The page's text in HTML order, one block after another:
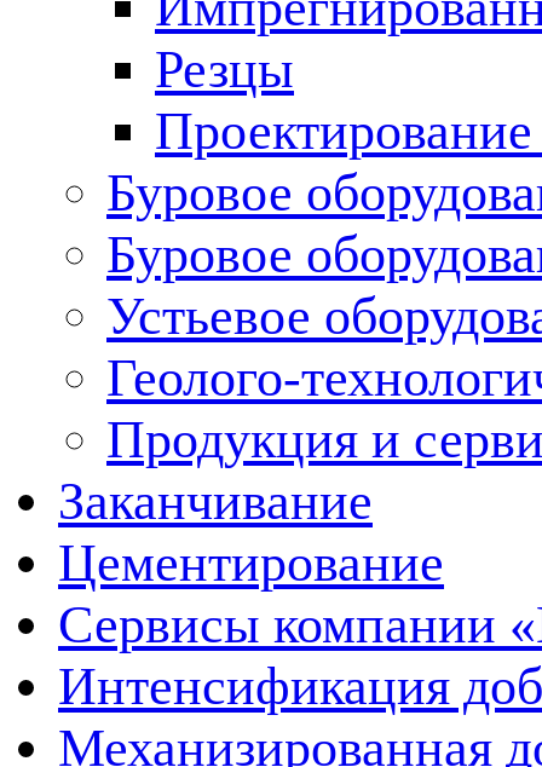
Резцы
Буровое
Буровое
Устьевое
Геолого-
Продукция и
Заканчивание
Цементирование
Сервисы компании
Интенсификация
Механизированная